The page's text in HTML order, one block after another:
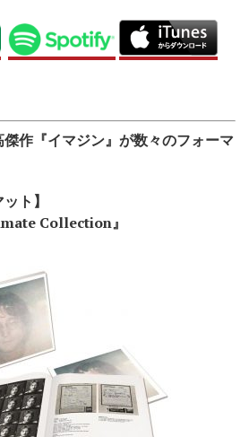
作『イマジン』が数々のフォーマ
ト】
Collection』